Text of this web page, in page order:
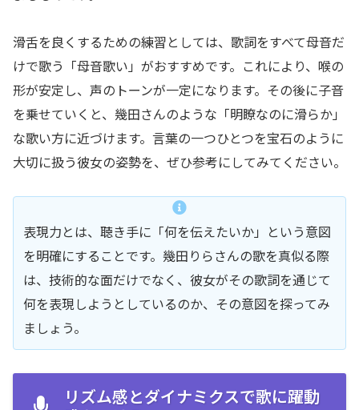
滑舌を良くするための練習としては、歌詞をすべて母音だ
けで歌う「母音歌い」がおすすめです。これにより、喉の
形が安定し、声のトーンが一定になります。その後に子音
を乗せていくと、幾田さんのような「明瞭なのに滑らか」
な歌い方に近づけます。言葉の一つひとつを宝石のように
大切に扱う彼女の姿勢を、ぜひ参考にしてみてください。
表現力とは、聴き手に「何を伝えたいか」という意図
を明確にすることです。幾田りらさんの歌を真似る際
は、技術的な面だけでなく、彼女がその歌詞を通じて
何を表現しようとしているのか、その意図を探ってみ
ましょう。
リズム感とダイナミクスで歌に躍動